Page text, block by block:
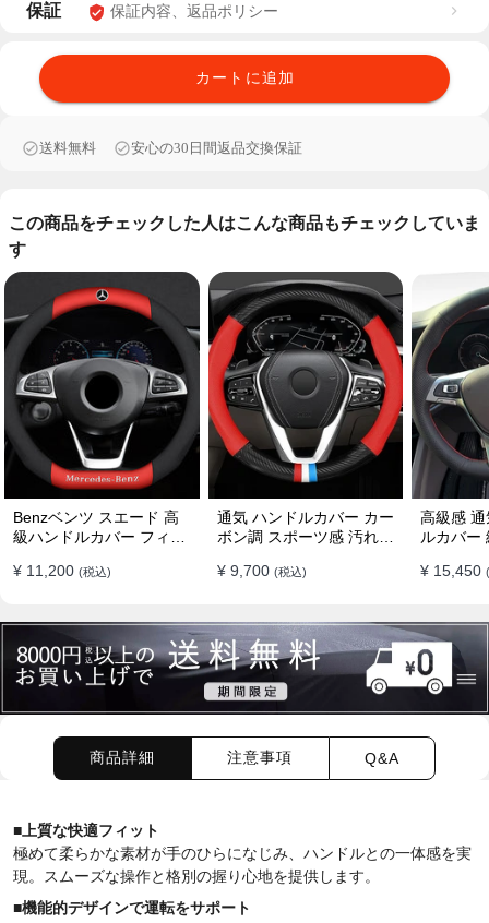
保証 保証内容、返品ポリシー
カートに追加
送料無料 安心の30日間返品交換保証
この商品をチェックした人はこんな商品もチェックしていま
す
Benzベンツ スエード 高
級ハンドルカバー フィッ
向上 四季 38CM
¥ 11,200 (税込)
通気 ハンドルカバー カー
ボン調 スポーツ感 汚れに
¥ 9,700 (税込)
高級感
ルカバー 編み込み式 オー
作性アッ
¥ 15,450
商品詳細 注意事項 Q&A
■ 上質な快適フィット
極めて柔らかな素材が手のひらになじみ、ハンドルとの一体感を実
現。スムーズな操作と格別の握り心地を提供します。
■機能的デザインで運転をサポート